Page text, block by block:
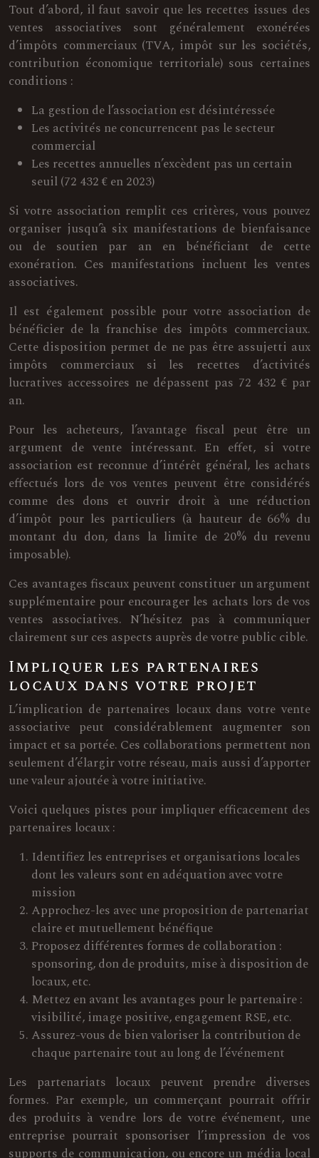
Tout d’abord, il faut savoir que les recettes issues des
ventes associatives sont généralement exonérées
d’impôts commerciaux (TVA, impôt sur les sociétés,
contribution économique territoriale) sous certaines
conditions :
La gestion de l’association est désintéressée
Les activités ne concurrencent pas le secteur
commercial
Les recettes annuelles n’excèdent pas un certain
seuil (72 432 € en 2023)
Si votre association remplit ces critères, vous pouvez
organiser jusqu’à six manifestations de bienfaisance
ou de soutien par an en bénéficiant de cette
exonération. Ces manifestations incluent les ventes
associatives.
Il est également possible pour votre association de
bénéficier de la franchise des impôts commerciaux.
Cette disposition permet de ne pas être assujetti aux
impôts commerciaux si les recettes d’activités
lucratives accessoires ne dépassent pas 72 432 € par
an.
Pour les acheteurs, l’avantage fiscal peut être un
argument de vente intéressant. En effet, si votre
association est reconnue d’intérêt général, les achats
effectués lors de vos ventes peuvent être considérés
comme des dons et ouvrir droit à une réduction
d’impôt pour les particuliers (à hauteur de 66% du
montant du don, dans la limite de 20% du revenu
imposable).
Ces avantages fiscaux peuvent constituer un argument
supplémentaire pour encourager les achats lors de vos
ventes associatives. N’hésitez pas à communiquer
clairement sur ces aspects auprès de votre public cible.
Impliquer les partenaires
locaux dans votre projet
L’implication de partenaires locaux dans votre vente
associative peut considérablement augmenter son
impact et sa portée. Ces collaborations permettent non
seulement d’élargir votre réseau, mais aussi d’apporter
une valeur ajoutée à votre initiative.
Voici quelques pistes pour impliquer efficacement des
partenaires locaux :
Identifiez les entreprises et organisations locales
dont les valeurs sont en adéquation avec votre
mission
Approchez-les avec une proposition de partenariat
claire et mutuellement bénéfique
Proposez différentes formes de collaboration :
sponsoring, don de produits, mise à disposition de
locaux, etc.
Mettez en avant les avantages pour le partenaire :
visibilité, image positive, engagement RSE, etc.
Assurez-vous de bien valoriser la contribution de
chaque partenaire tout au long de l’événement
Les partenariats locaux peuvent prendre diverses
formes. Par exemple, un commerçant pourrait offrir
des produits à vendre lors de votre événement, une
entreprise pourrait sponsoriser l’impression de vos
supports de communication, ou encore un média local